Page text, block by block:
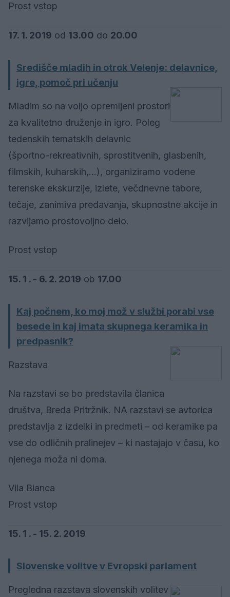
Prost vstop
17. 1. 2019 od 13.00 do 20.00
Središče mladih in otrok Velenje: delavnice,
igre, pomoč pri učenju
Mladim so na voljo opremljeni prostori
za kvalitetno druženje in igro. Poleg
tedenskih tematskih delavnic
(športno-rekreativnih, sprostitvenih, glasbenih,
filmskih, kuharskih,…), organiziramo vodene
terenske ekskurzije, izlete, večdnevne tabore,
tečaje, zanimiva predavanja, skupnostne akcije in
razvijamo prostovoljno delo.
Prost vstop
15. 1 . - 6. 2. 2019 ob 17.00
Kaj počnem, ko moj mož v službi porabi vse
besede in kaj imata skupnega keramika in
predpasnik?
Razstava
Na razstavi se bo predstavila članica
društva, Breda Pritržnik. NA razstavi se avtorica
predstavlja z izdelki in predmeti – od keramike pa
vse do odličnih pralinejev – ki nastajajo v času, ko
njenega moža ni doma.
Vila Bianca
Prost vstop
15. 1 . - 15. 2. 2019
Slovenske volitve v Evropski parlament
Pregledna razstava slovenskih volitev